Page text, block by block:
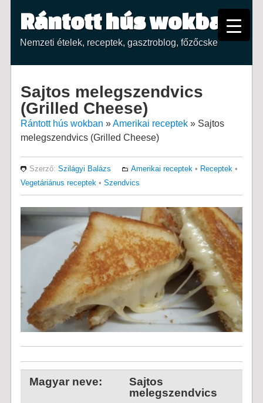
Rántott hús wokban
Nemzeti ételek, receptek, gasztroblog, főzőcske
Sajtos melegszendvics
(Grilled Cheese)
Rántott hús wokban »Amerikai receptek» Sajtos
melegszendvics (Grilled Cheese)
Szerző: Szilágyi Balázs Amerikai receptek• Receptek•
Vegetáriánus receptek• Szendvics
Magyar neve:
Sajtos
melegszendvics